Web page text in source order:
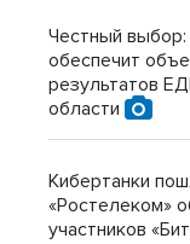
Честный
обеспечит
результатов
области
Кибертанки
«Ростелеком»
участников